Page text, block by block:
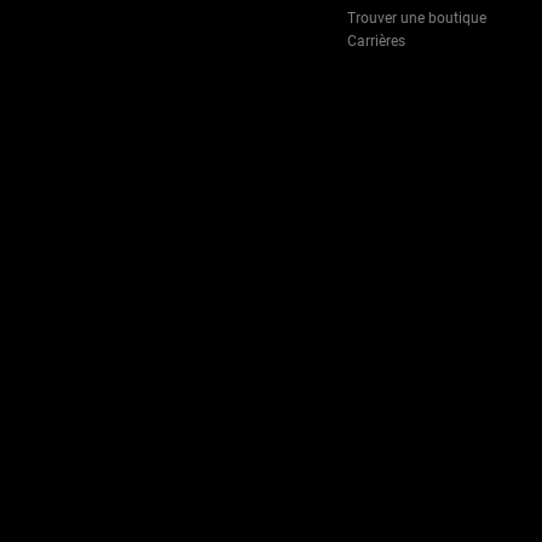
Trouver une boutique
Carrières